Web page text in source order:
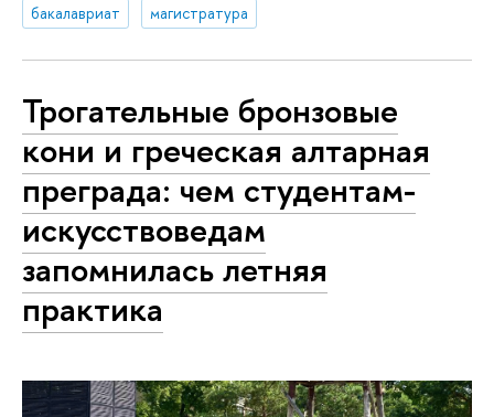
бакалавриат
магистратура
Трогательные бронзовые
кони и греческая алтарная
преграда: чем студентам-
искусствоведам
запомнилась летняя
практика